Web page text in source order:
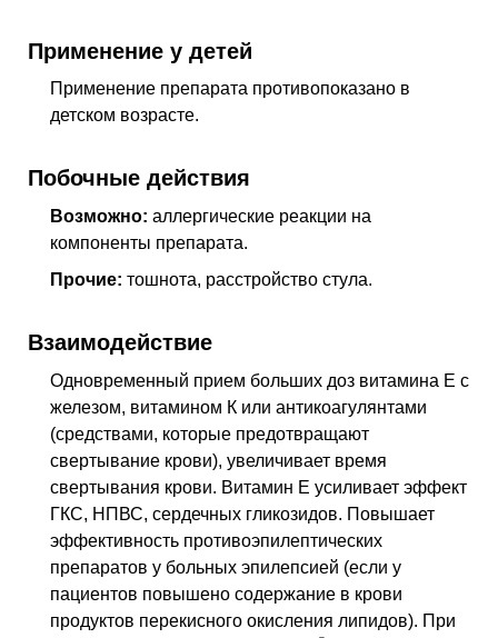
Применение у детей
Применение препарата противопоказано в
детском возрасте.
Побочные действия
Возможно: аллергические реакции на
компоненты препарата.
Прочие: тошнота, расстройство стула.
Взаимодействие
Одновременный прием больших доз витамина Е с
железом, витамином К или антикоагулянтами
(средствами, которые предотвращают
свертывание крови), увеличивает время
свертывания крови. Витамин Е усиливает эффект
ГКС, НПВС, сердечных гликозидов. Повышает
эффективность противоэпилептических
препаратов у больных эпилепсией (если у
пациентов повышено содержание в крови
продуктов перекисного окисления липидов). При